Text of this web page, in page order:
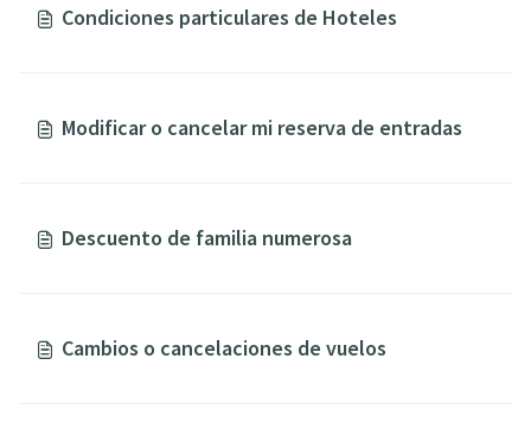
Condiciones particulares de Hoteles
Modificar o cancelar mi reserva de entradas
Descuento de familia numerosa
Cambios o cancelaciones de vuelos